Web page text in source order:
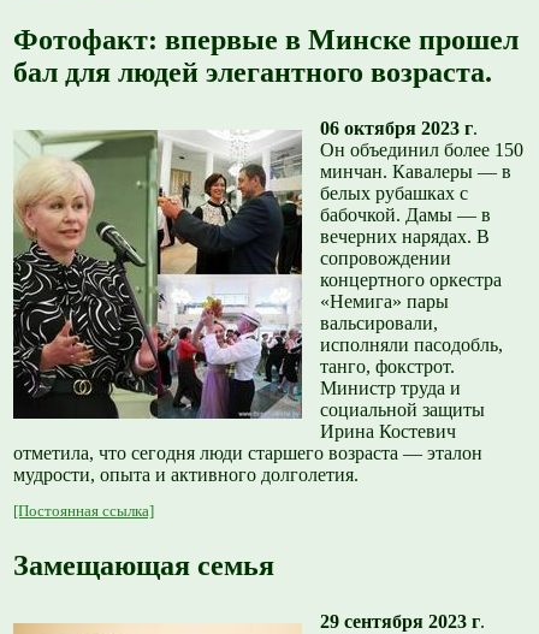
Фотофакт: впервые в Минске прошел
бал для людей элегантного возраста.
06 октября 2023 г.
Он объединил более 150
минчан. Кавалеры — в
белых рубашках с
бабочкой. Дамы — в
вечерних нарядах. В
сопровождении
концертного оркестра
«Немига» пары
вальсировали,
исполняли пасодобль,
танго, фокстрот.
Министр труда и
социальной защиты
Ирина Костевич
отметила, что сегодня люди старшего возраста — эталон
мудрости, опыта и активного долголетия.
[Постоянная ссылка]
Замещающая семья
29 сентября 2023 г.